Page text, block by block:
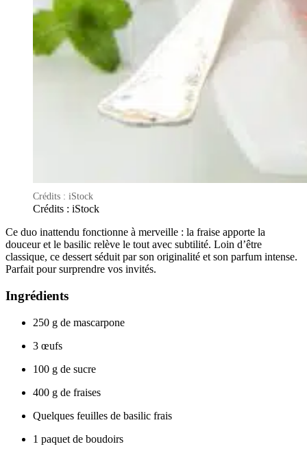
Crédits : iStock
Crédits : iStock
Ce duo inattendu fonctionne à merveille : la fraise apporte la
douceur et le basilic relève le tout avec subtilité. Loin d’être
classique, ce dessert séduit par son originalité et son parfum intense.
Parfait pour surprendre vos invités.
Ingrédients
250 g de mascarpone
3 œufs
100 g de sucre
400 g de fraises
Quelques feuilles de basilic frais
1 paquet de boudoirs